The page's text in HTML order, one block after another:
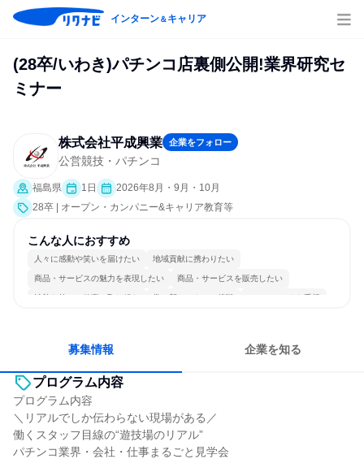
インターン＆キャリア
(28卒/いわき)パチンコ店裏側公開!業界研究セ
ミナー
株式会社平成興業 企業をフォロー
公営競技・パチンコ
福島県 1日
2026年8月・9月・10月
28卒 | オープン・カンパニー&キャリア教育等
こんな人におすすめ
人々に感動や笑いを届けたい 地域貢献に携わりたい
商品・サービスの魅力を表現したい 商品・サービスを販売したい
情熱を持って仕事に取り組む 常に新しいものに挑戦 チームワークを重視
募集情報 企業を知る
プログラム内容
プログラム内容
＼リアルでしか伝わらない現場がある／
働くスタッフ目線の“遊技場のリアル”
パチンコ業界・会社・仕事まるごと見学会